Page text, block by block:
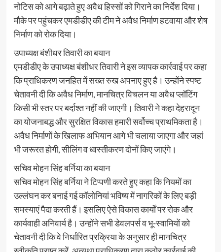
नोटिस को आगे बढ़ाते हुए अवैध हिस्सों को गिराने का निर्देश दिया।
मौके पर पहुंचकर एमडीडीए की टीम ने अवैध निर्माण हटवाया और शेष
निर्माण को रोक दिया।
उपाध्यक्ष बंशीधर तिवारी का बयान
एमडीडीए के उपाध्यक्ष बंशीधर तिवारी ने इस व्यापक कार्रवाई पर कहा
कि प्राधिकरण जनहित में सख्त रुख अपनाए हुए है। उन्होंने स्पष्ट
चेतावनी दी कि अवैध निर्माण, मानचित्र विचलन या अवैध प्लॉटिंग
किसी भी स्तर पर बर्दाश्त नहीं की जाएगी। तिवारी ने कहा देहरादून
का योजनाबद्ध और सुरक्षित विकास हमारी सर्वोच्च प्राथमिकता है।
अवैध निर्माणों के खिलाफ अभियान आगे भी चलाया जाएगा और जहां
भी जरूरत होगी, सीलिंग व ध्वस्तीकरण दोनों किए जाएंगे।
सचिव मोहन सिंह बर्निया का बयान
सचिव मोहन सिंह बर्निया ने टिप्पणी करते हुए कहा कि नियमों का
उल्लंघन कर बनाई गई कॉलोनियां भविष्य में नागरिकों के लिए बड़ी
समस्याएं पैदा करती हैं। इसलिए ऐसे विकास कार्यों पर रोक और
कार्यवाही अनिवार्य है। उन्होंने सभी डेवलपर्स व भू-स्वामियों को
चेतावनी दी कि वे निर्धारित प्रक्रिया के अनुसार ही मानचित्र